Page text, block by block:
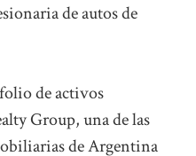
de autos de
de activos
Group, una de las
de Argentina